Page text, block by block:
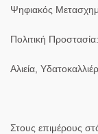
Ψηφιακός
Πολιτική
Αλιεία,
Στους επιμέρους